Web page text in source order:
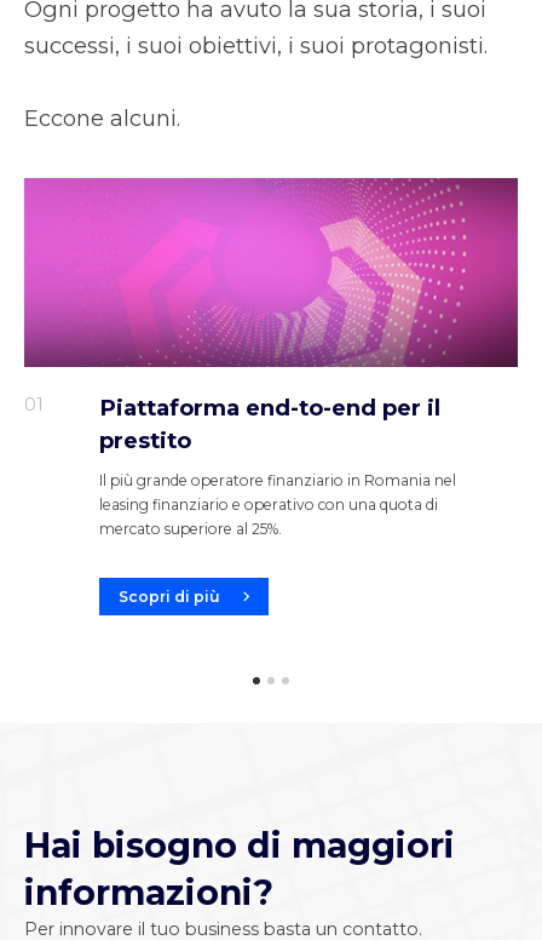
Ogni progetto ha avuto la sua storia, i suoi
successi, i suoi obiettivi, i suoi protagonisti.
Eccone alcuni.
01
Piattaforma end-to-end per il
prestito
Il più grande operatore finanziario in Romania nel
leasing finanziario e operativo con una quota di
mercato superiore al 25%.
Scopri di più
Hai bisogno di maggiori
informazioni?
Per innovare il tuo business basta un contatto.